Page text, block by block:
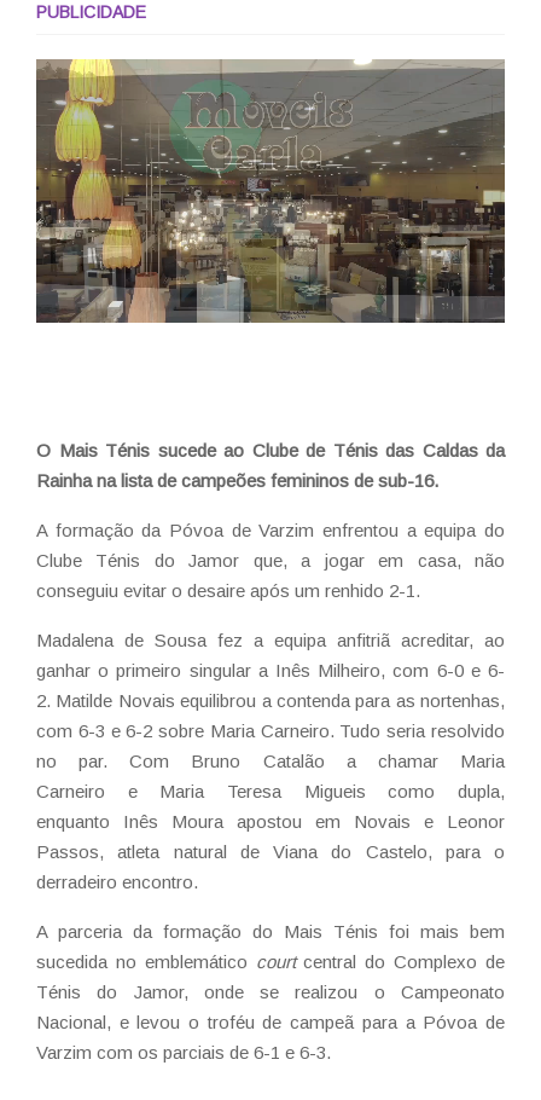
PUBLICIDADE
O Mais Ténis sucede ao Clube de Ténis das Caldas da
Rainha na lista de campeões femininos de sub-16.
A formação da Póvoa de Varzim enfrentou a equipa do
Clube Ténis do Jamor que, a jogar em casa, não
conseguiu evitar o desaire após um renhido 2-1.
Madalena de Sousa fez a equipa anfitriã acreditar, ao
ganhar o primeiro singular a Inês Milheiro, com 6-0 e 6-
2. Matilde Novais equilibrou a contenda para as nortenhas,
com 6-3 e 6-2 sobre Maria Carneiro. Tudo seria resolvido
no par. Com Bruno Catalão a chamar Maria
Carneiro e Maria Teresa Migueis como dupla,
enquanto Inês Moura apostou em Novais e Leonor
Passos, atleta natural de Viana do Castelo, para o
derradeiro encontro.
A parceria da formação do Mais Ténis foi mais bem
sucedida no emblemático courtcentral do Complexo de
Ténis do Jamor, onde se realizou o Campeonato
Nacional, e levou o troféu de campeã para a Póvoa de
Varzim com os parciais de 6-1 e 6-3.